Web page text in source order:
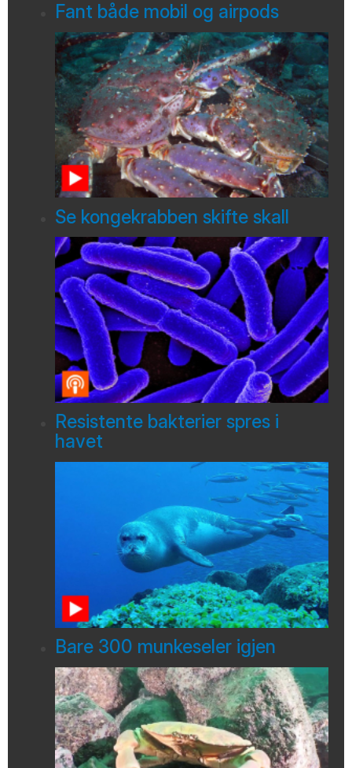
Fant både mobil og airpods
Se kongekrabben skifte skall
Resistente bakterier spres i
havet
Bare 300 munkeseler igjen